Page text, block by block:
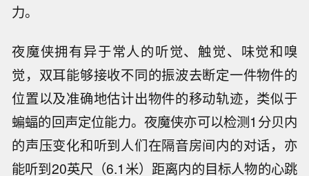
力。
夜魔侠拥有异于常人的听觉、触觉、味觉和嗅
觉，双耳能够接收不同的振波去断定一件物件的
位置以及准确地估计出物件的移动轨迹，类似于
蝙蝠的回声定位能力。夜魔侠亦可以检测1分贝内
的声压变化和听到人们在隔音房间内的对话，亦
能听到20英尺（6.1米）距离内的目标人物的心跳